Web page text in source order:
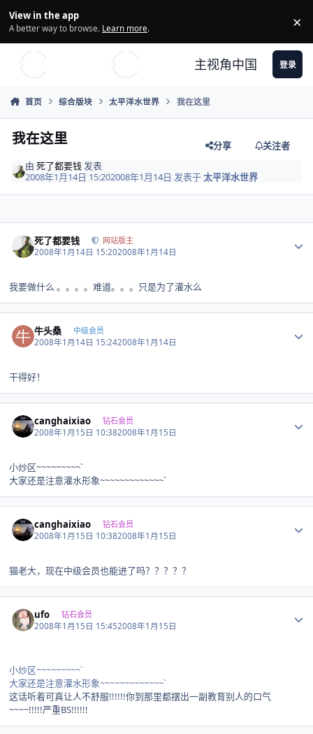
View in the app
A better way to browse. Learn more. ×
主视角中国 登录
首页 综合版块 太平洋水世界 我在这里
我在这里 分享
关注者
由死了都要钱 发表
2008年1月14日 15:202008年1月14日 发表于太平洋水世界
死了都要钱 网站版主
2008年1月14日 15:202008年1月14日
我要做什么 。。。。难道。。。只是为了灌水么
牛头桑 中级会员
2008年1月14日 15:242008年1月14日
干得好！
canghaixiao 钻石会员
2008年1月15日 10:382008年1月15日
小炒区~~~~~~~~~`
大家还是注意灌水形象~~~~~~~~~~~~~`
canghaixiao 钻石会员
2008年1月15日 10:382008年1月15日
猫老大，现在中级会员也能进了吗？？？？？
ufo 钻石会员
2008年1月15日 15:452008年1月15日
小炒区~~~~~~~~~`
大家还是注意灌水形象~~~~~~~~~~~~~`
这话听着可真让人不舒服!!!!!!你到那里都摆出一副教育别人的口气
~~~~!!!!!严重BS!!!!!!